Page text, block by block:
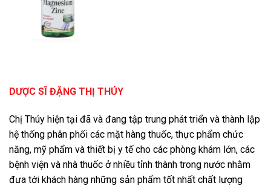
DƯỢC SĨ ĐẶNG THỊ THÚY
Chị Thúy hiện tại đã và đang tập trung phát triển và thành lập
hệ thống phân phối các mặt hàng thuốc, thực phẩm chức
năng, mỹ phẩm và thiết bị y tế cho các phòng khám lớn, các
bệnh viện và nhà thuốc ở nhiều tỉnh thành trong nước nhằm
đưa tới khách hàng những sản phẩm tốt nhất chất lượng